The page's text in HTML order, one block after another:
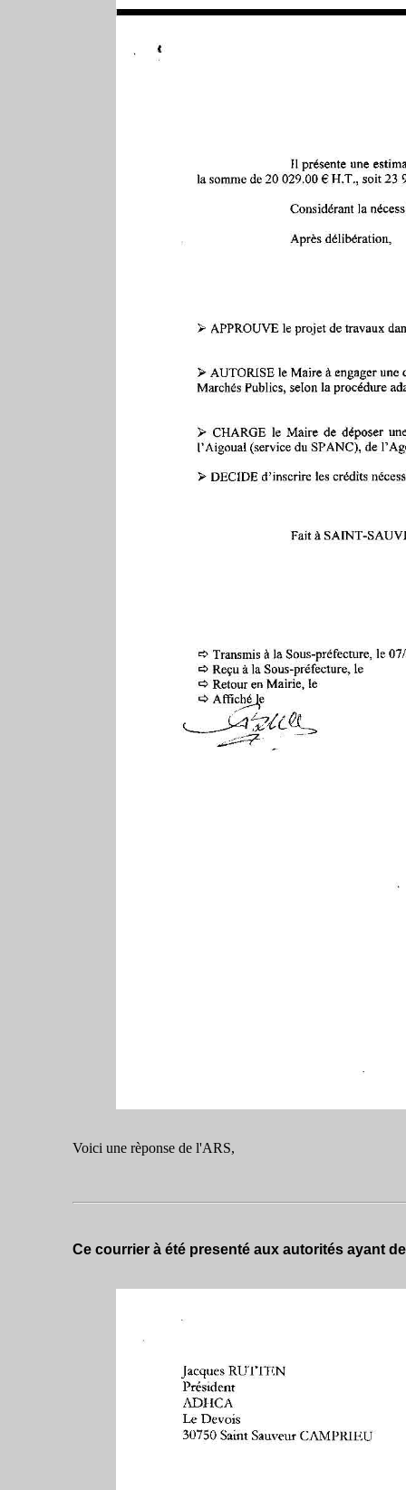
Voici une rèponse de l'ARS,
Ce courrier à été presenté aux autorités ayant